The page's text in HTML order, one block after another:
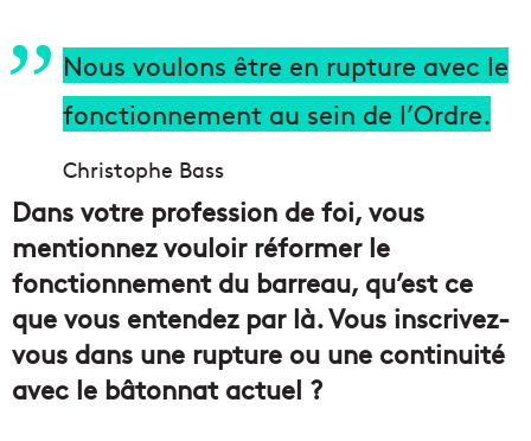
Nous voulons être en rupture avec le
fonctionnement au sein de l’Ordre.
Christophe Bass
Dans votre profession de foi, vous
mentionnez vouloir réformer le
fonctionnement du barreau, qu’est ce
que vous entendez par là. Vous inscrivez-
vous dans une rupture ou une continuité
avec le bâtonnat actuel ?